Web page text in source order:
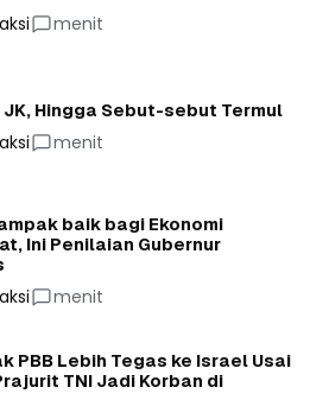
menit
JK, Hingga Sebut-sebut Termul
menit
baik bagi Ekonomi
Ini Penilaian Gubernur
menit
PBB Lebih Tegas ke Israel Usai
TNI Jadi Korban di